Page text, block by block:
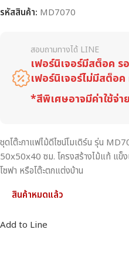
รหัสสินค้า: MD7070
สอบถามทางได้ LINE
เฟอร์นิเจอร์มีสต็อค ร
เฟอร์นิเจอร์ไม่มีสต็อ
*สีพิเศษอาจมีค่าใช้จ่า
ชุดโต๊ะกาแฟไม้ดีไซน์โมเดิร์น รุ่น
50x50x40 ซม. โครงสร้างไม้แท้ แข็ง
โซฟา หรือโต๊ะตกแต่งบ้าน
สินค้าหมดแล้ว
Add to Line